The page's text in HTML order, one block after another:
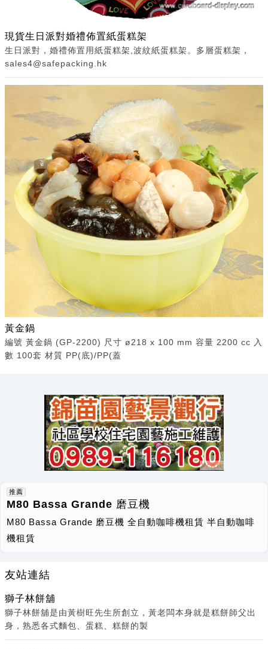
現貨生日派對婚禮佈置紙蛋糕架
生日派對，婚禮佈置用紙蛋糕架,波紋紙蛋糕架。多層蛋糕架，
sales4@safepacking.hk
黃金鍋
編號 黃金鍋 (GP-2200) 尺寸 ø218 x 100 mm 容量 2200 cc 入
數 100套 材質 PP(底)/PP(蓋
推薦
M80 Bassa Grande 磨豆機
M80 Bassa Grande 磨豆機 全自動咖啡機租賃 半自動咖啡
機租賃
友站連結
獅子林餅舖
獅子林餅舖是由黃樹旺先生所創立，黃老闆本身就是糕餅師父出
身，熟悉各式麵包、蛋糕、糕餅的製